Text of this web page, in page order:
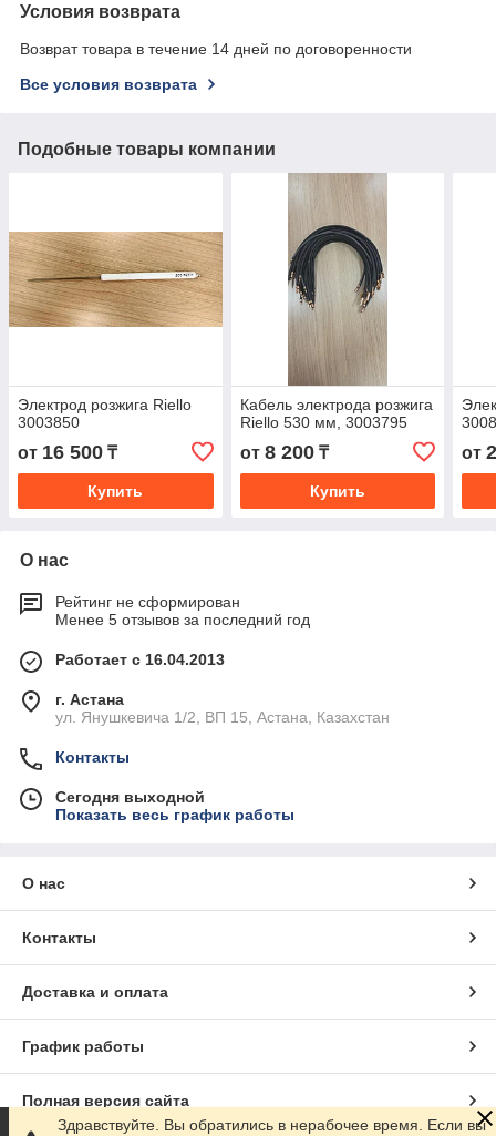
Условия возврата
Возврат товара в течение 14 дней по договоренности
Все условия возврата
Подобные товары компании
Электрод розжига Riello
3003850
от 16 500 ₸
Купить
Кабель электрода розжига
Riello 530 мм, 3003795
от 8 200₸
Купить
от
О нас
Рейтинг не сформирован
Менее 5 отзывов за последний год
Работает с 16.04.2013
г. Астана
ул. Янушкевича 1/2, ВП 15, Астана, Казахстан
Контакты
Сегодня выходной
Показать весь график работы
О нас
Контакты
Доставка и оплата
График работы
Полная версия сайта
Здравствуйте. Вы обратились в нерабочее время. Если вы